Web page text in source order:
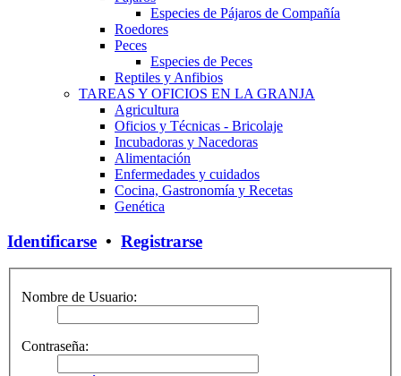
Especies de Pájaros de Compañía
Roedores
Peces
Especies de Peces
Reptiles y Anfibios
TAREAS Y OFICIOS EN LA GRANJA
Agricultura
Oficios y Técnicas - Bricolaje
Incubadoras y Nacedoras
Alimentación
Enfermedades y cuidados
Cocina, Gastronomía y Recetas
Genética
Identificarse • Registrarse
Nombre de Usuario:
Contraseña: